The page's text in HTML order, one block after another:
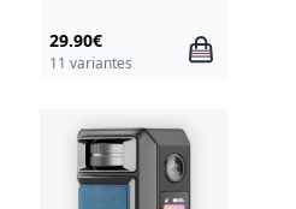
29.90€
11 variantes